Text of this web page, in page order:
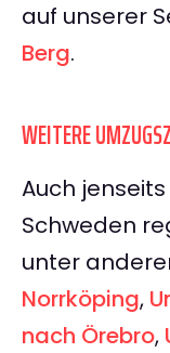
auf unserer
Berg.
WEITERE
Auch
Schweden
unter
Norrköping,
nach Örebro,